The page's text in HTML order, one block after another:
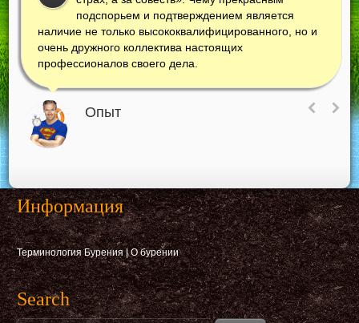
подспорьем и подтверждением является
наличие не только высококвалифицированного, но и
очень дружного коллектива настоящих
профессионалов своего дела.
Опыт
Информация
Терминология Бурения|О бурении
Search